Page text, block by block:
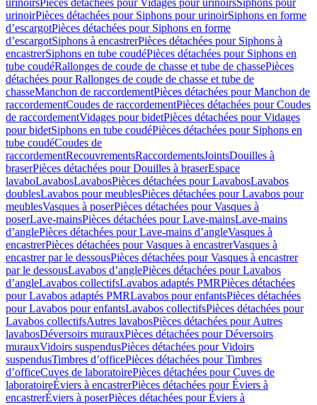
urinoirsPièces détachées pour Vidages pour urinoirsSiphons pour
urinoirPièces détachées pour Siphons pour urinoirSiphons en forme
d’escargotPièces détachées pour Siphons en forme
d’escargotSiphons à encastrerPièces détachées pour Siphons à
encastrerSiphons en tube coudéPièces détachées pour Siphons en
tube coudéRallonges de coude de chasse et tube de chassePièces
détachées pour Rallonges de coude de chasse et tube de
chasseManchon de raccordementPièces détachées pour Manchon de
raccordementCoudes de raccordementPièces détachées pour Coudes
de raccordementVidages pour bidetPièces détachées pour Vidages
pour bidetSiphons en tube coudéPièces détachées pour Siphons en
tube coudéCoudes de
raccordementRecouvrementsRaccordementsJointsDouilles à
braserPièces détachées pour Douilles à braserEspace
lavaboLavabosLavabosPièces détachées pour LavabosLavabos
doublesLavabos pour meublesPièces détachées pour Lavabos pour
meublesVasques à poserPièces détachées pour Vasques à
poserLave-mainsPièces détachées pour Lave-mainsLave-mains
d’anglePièces détachées pour Lave-mains d’angleVasques à
encastrerPièces détachées pour Vasques à encastrerVasques à
encastrer par le dessousPièces détachées pour Vasques à encastrer
par le dessousLavabos d’anglePièces détachées pour Lavabos
d’angleLavabos collectifsLavabos adaptés PMRPièces détachées
pour Lavabos adaptés PMRLavabos pour enfantsPièces détachées
pour Lavabos pour enfantsLavabos collectifsPièces détachées pour
Lavabos collectifsAutres lavabosPièces détachées pour Autres
lavabosDéversoirs murauxPièces détachées pour Déversoirs
murauxVidoirs suspendusPièces détachées pour Vidoirs
suspendusTimbres dʼofficePièces détachées pour Timbres
dʼofficeCuves de laboratoirePièces détachées pour Cuves de
laboratoireÉviers à encastrerPièces détachées pour Éviers à
encastrerÉviers à poserPièces détachées pour Éviers à